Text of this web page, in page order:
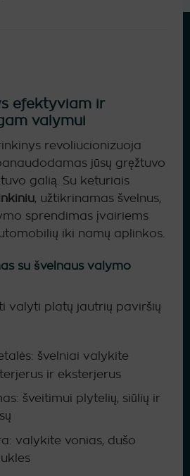
efektyviam ir
valymui
revoliucionizuoja
jūsų gręžtuvo
galią. Su keturiais
, užtikrinamas švelnus,
sprendimas įvairiems
iki namų aplinkos.
su švelnaus valymo
valyti platų jautrių paviršių
švelniai valykite
ir eksterjerus
šveitimui plytelių, siūlių ir
valykite vonias, dušo